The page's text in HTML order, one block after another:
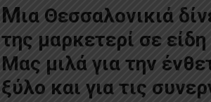
Μια Θεσσαλονικιά
της μαρκετερί σε
Μας μιλά για την
ξύλο και για τις